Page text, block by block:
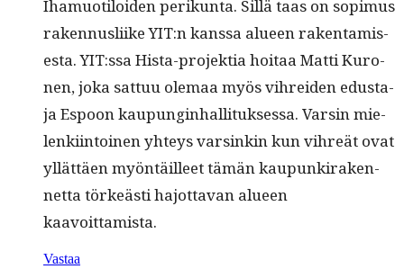
Ihamuotiloiden perikun­ta. Sil­lä taas on sopimus
raken­nus­li­ike YIT:n kanssa alueen rak­en­tamis­
es­ta. YIT:ssa Hista-pro­jek­tia hoitaa Mat­ti Kuro­
nen, joka sat­tuu ole­maa myös vihrei­den edus­ta­
ja Espoon kaupung­in­hal­li­tuk­ses­sa. Varsin mie­
lenki­in­toinen yhteys varsinkin kun vihreät ovat
yllät­täen myön­täilleet tämän kaupunki­raken­
net­ta törkeästi hajot­ta­van alueen
kaavoittamista.
Vastaa